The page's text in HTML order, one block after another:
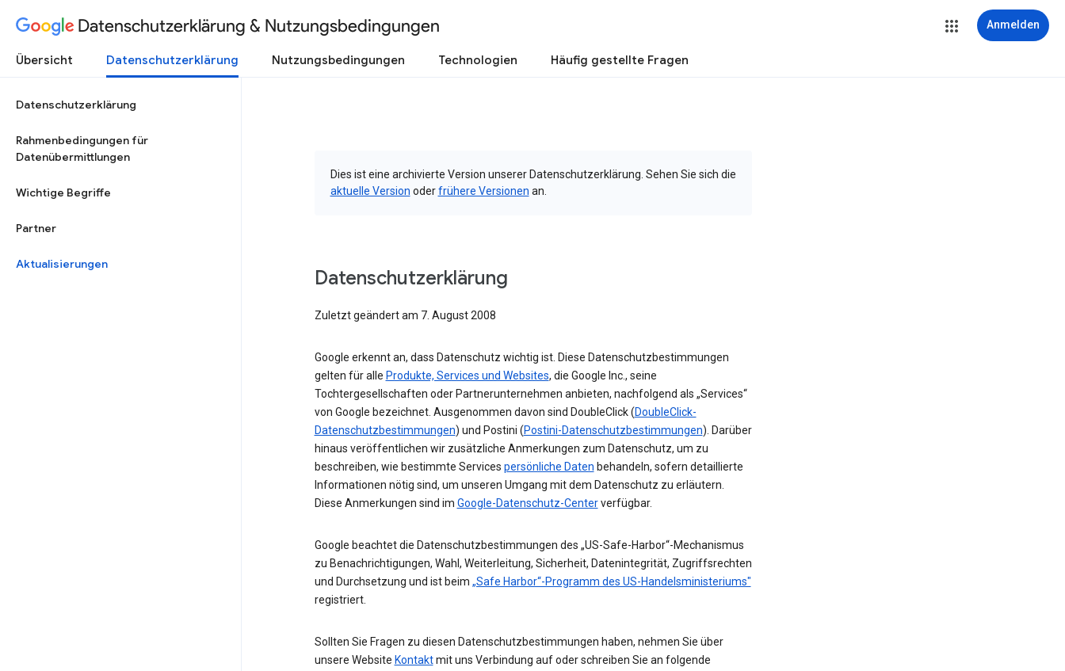
Datenschutzerklärung & Nutzungsbedingungen Anmelden
Übersicht Datenschutzerklärung Nutzungsbedingungen Technologien Häufig gestellte Fragen
Datenschutzerklärung
Rahmenbedingungen für
Datenübermittlungen
Wichtige Begriffe
Partner
Aktualisierungen
Dies ist eine archivierte Version unserer Datenschutzerklärung. Sehen Sie sich die
aktuelle Version oderfrühere Versionen an.
Datenschutzerklärung
Zuletzt geändert am 7. August 2008
Google erkennt an, dass Datenschutz wichtig ist. Diese Datenschutzbestimmungen
gelten für alle Produkte, Services und Websites, die Google Inc., seine
Tochtergesellschaften oder Partnerunternehmen anbieten, nachfolgend als „Services“
von Google bezeichnet. Ausgenommen davon sind DoubleClick (DoubleClick-
Datenschutzbestimmungen) und Postini (Postini-Datenschutzbestimmungen). Darüber
hinaus veröffentlichen wir zusätzliche Anmerkungen zum Datenschutz, um zu
beschreiben, wie bestimmte Services persönliche Daten behandeln, sofern detaillierte
Informationen nötig sind, um unseren Umgang mit dem Datenschutz zu erläutern.
Diese Anmerkungen sind im Google-Datenschutz-Centerverfügbar.
Google beachtet die Datenschutzbestimmungen des „US-Safe-Harbor“-Mechanismus
zu Benachrichtigungen, Wahl, Weiterleitung, Sicherheit, Datenintegrität, Zugriffsrechten
und Durchsetzung und ist beim „Safe Harbor“-Programm des US-Handelsministeriums"
registriert.
Sollten Sie Fragen zu diesen Datenschutzbestimmungen haben, nehmen Sie über
unsere Website Kontaktmit uns Verbindung auf oder schreiben Sie an folgende